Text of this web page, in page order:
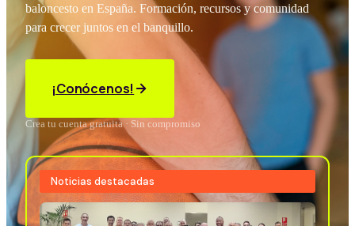
baloncesto en España. Formación, recursos y comunidad
para crecer juntos en el banquillo.
¡Conócenos!
Crea tu cuenta gratuita · Sin compromiso
Noticias destacadas